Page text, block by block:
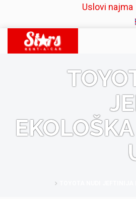
Uslovi najma